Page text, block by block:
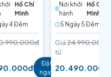
Hồ Chí
Minh
4 Ðêm
Đặt
ngay
Nơi khởi
hành
Hồ Chí
Minh
5 Ngày 5 Ðêm
Giá
từ
24.990.000đ
20.490.000đ